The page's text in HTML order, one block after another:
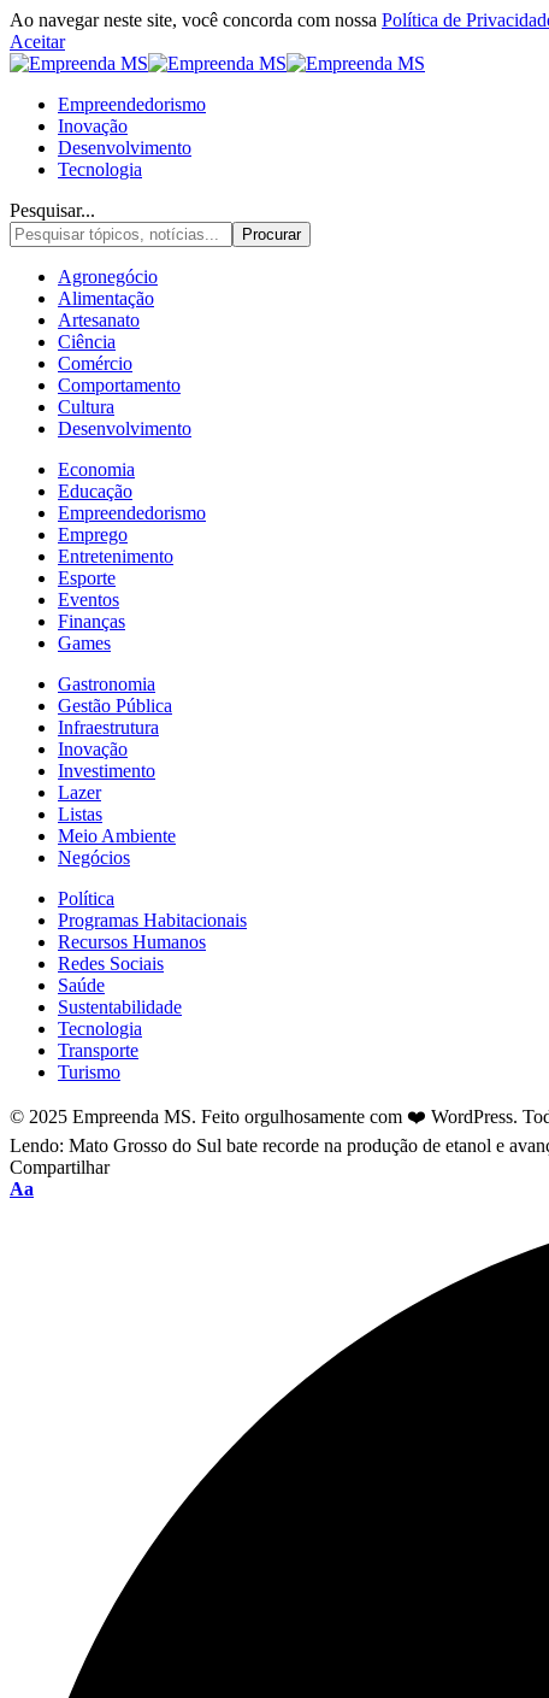
Ao navegar neste site, você concorda com nossa Política de
Aceitar
Empreendedorismo
Inovação
Desenvolvimento
Tecnologia
Pesquisar...
Agronegócio
Alimentação
Artesanato
Ciência
Comércio
Comportamento
Cultura
Desenvolvimento
Economia
Educação
Empreendedorismo
Emprego
Entretenimento
Esporte
Eventos
Finanças
Games
Gastronomia
Gestão Pública
Infraestrutura
Inovação
Investimento
Lazer
Listas
Meio Ambiente
Negócios
Política
Programas Habitacionais
Recursos Humanos
Redes Sociais
Saúde
Sustentabilidade
Tecnologia
Transporte
Turismo
© 2025 Empreenda MS. Feito orgulhosamente com ❤️ WordPress.
Lendo: Mato Grosso do Sul bate recorde na produção de etanol e
Compartilhar
Font
Aa